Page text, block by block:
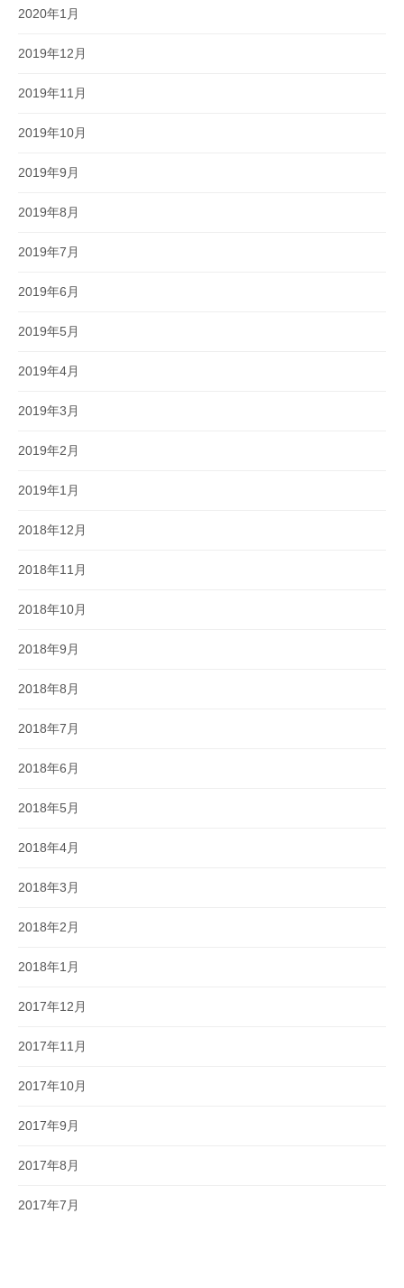
2020年1月
2019年12月
2019年11月
2019年10月
2019年9月
2019年8月
2019年7月
2019年6月
2019年5月
2019年4月
2019年3月
2019年2月
2019年1月
2018年12月
2018年11月
2018年10月
2018年9月
2018年8月
2018年7月
2018年6月
2018年5月
2018年4月
2018年3月
2018年2月
2018年1月
2017年12月
2017年11月
2017年10月
2017年9月
2017年8月
2017年7月